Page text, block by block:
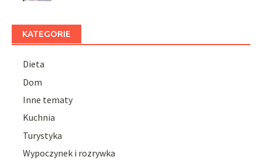
KATEGORIE
Dieta
Dom
Inne tematy
Kuchnia
Turystyka
Wypoczynek i rozrywka